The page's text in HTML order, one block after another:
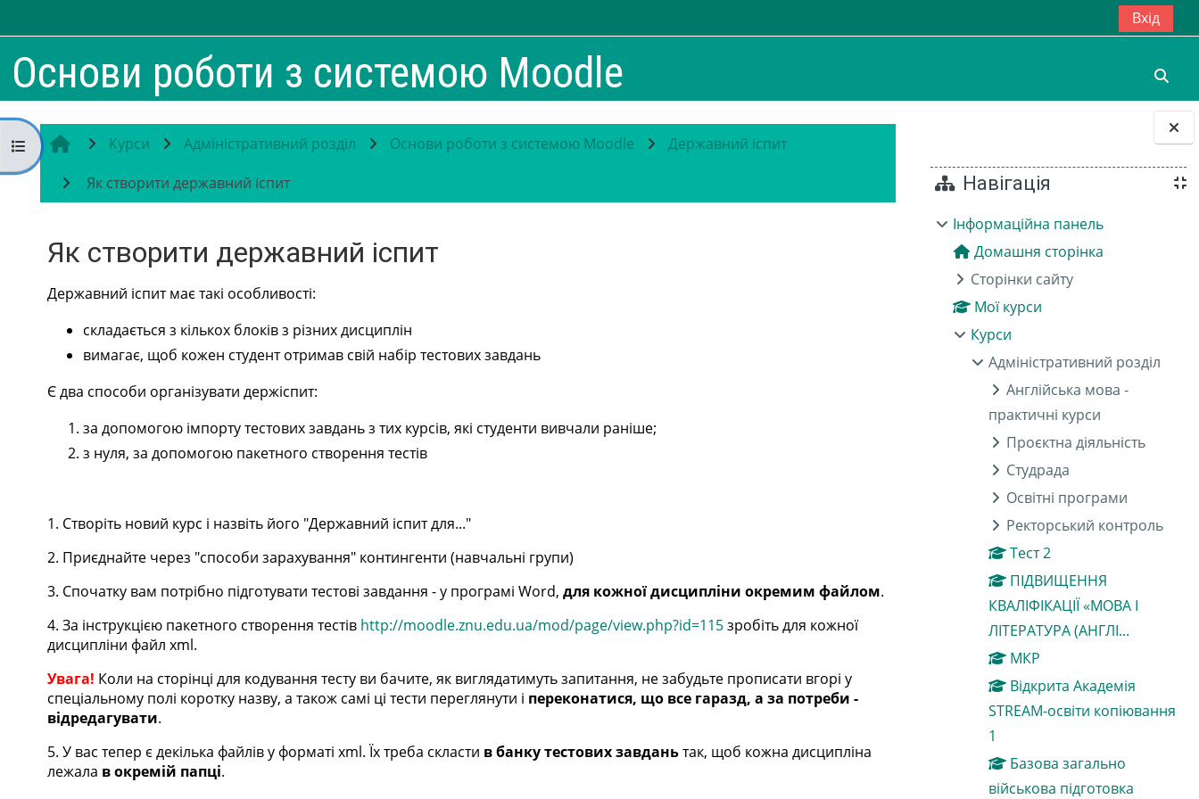
БлокиНавігація
Інформаційна панель
Домашня сторінка
Сторінки сайту
Мої курси
Курси
Адміністративний розділ
Англійська мова -
практичні курси
Проєктна діяльність
Студрада
Освітні програми
Ректорський контроль
Тест 2
ПІДВИЩЕННЯ
КВАЛІФІКАЦІЇ «МОВА І
ЛІТЕРАТУРА (АНГЛІ...
МКР
Відкрита Академія
STREAM-освіти копіювання
1
Базова загально
військова підготовка
Вхід
Основи роботи з системою Moodle
Відкритий покажчик курсу
Курси Адміністративний розділ Основи роботи з системою Moodle
Державний іспит
Як створити державний іспит
Як створити державний іспит
Умови завершення
Державний іспит має такі особливості:
складається з кількох блоків з різних дисциплін
вимагає, щоб кожен студент отримав свій набір тестових завдань
Є два способи організувати держіспит:
за допомогою імпорту тестових завдань з тих курсів, які студенти вивчали раніше;
з нуля, за допомогою пакетного створення тестів
1. Створіть новий курс і назвіть його "Державний іспит для..."
2. Приєднайте через "способи зарахування" контингенти (навчальні групи)
3. Спочатку вам потрібно підготувати тестові завдання - у програмі Word,для кожної дисципліни окремим файлом.
4. За інструкцією пакетного створення тестів http://moodle.znu.edu.ua/mod/page/view.php?id=115зробіть для кожної
дисципліни файл xml.
Увага! Коли на сторінці для кодування тесту ви бачите, як виглядатимуть запитання, не забудьте прописати вгорі у
спеціальному полі коротку назву, а також самі ці тести переглянути і переконатися, що все гаразд, а за потреби -
відредагувати.
5. У вас тепер є декілька файлів у форматі xml. Їх треба скласти в банку тестових завданьтак, щоб кожна дисципліна
лежала в окремій папці.